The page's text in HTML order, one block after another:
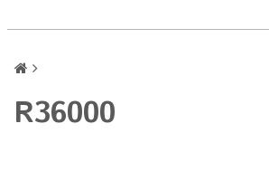
R36000